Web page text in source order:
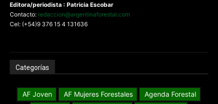
Editora/periodista : Patricia Escobar
Contacto: redaccion@argentinaforestal.com
Cel: (+54)9 376 15 4 131636
Categorías
AF Joven AF Mujeres Forestales
Agenda Forestal